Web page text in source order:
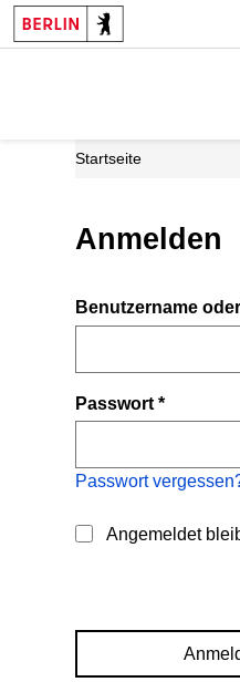
Startseite
Anmelden
Benutzername
Passwort*
Passwort
Angemeldet